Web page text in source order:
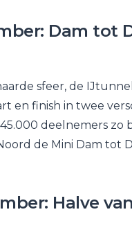
Dam tot
sfeer, de
en finish in twee
deelnemers zo
de Mini Dam tot
Halve